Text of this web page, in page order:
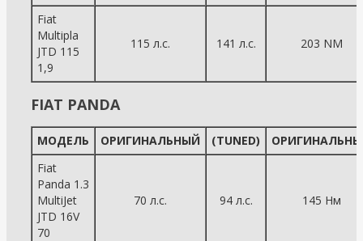
Fiat
Multipla
JTD 115
1,9
115 л.с. 141 л.с. 203 NM
FIAT PANDA
МОДЕЛЬ ОРИГИНАЛЬНЫЙ (TUNED)
Fiat
Panda 1.3
MultiJet
JTD 16V
70
70 л.с. 94 л.с. 145 Нм